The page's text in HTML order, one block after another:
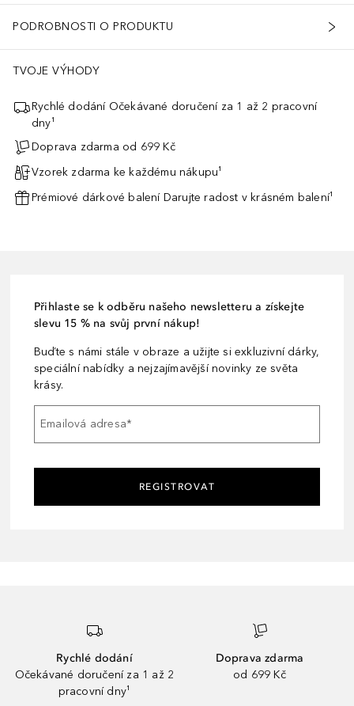
PODROBNOSTI O PRODUKTU
TVOJE VÝHODY
Rychlé dodání Očekávané doručení za 1 až 2 pracovní
dny¹
Doprava zdarma od 699 Kč
Vzorek zdarma ke každému nákupu¹
Prémiové dárkové balení Darujte radost v krásném balení¹
Přihlaste se k odběru našeho newsletteru a získejte
slevu 15 % na svůj první nákup!
Buďte s námi stále v obraze a užijte si exkluzivní dárky,
speciální nabídky a nejzajímavější novinky ze světa
krásy.
Emailová adresa*
REGISTROVAT
Rychlé dodání
Očekávané doručení za 1 až 2
pracovní dny¹
Doprava zdarma
od 699 Kč